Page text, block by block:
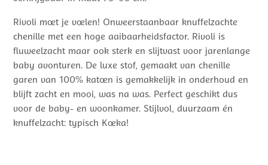
Rivoli moet je voelen! Onweerstaanbaar knuffelzachte
chenille met een hoge aaibaarheidsfactor. Rivoli is
fluweelzacht maar ook sterk en slijtvast voor jarenlange
baby avonturen. De luxe stof, gemaakt van chenille
garen van 100% katoen is gemakkelijk in onderhoud en
blijft zacht en mooi, was na was. Perfect geschikt dus
voor de baby- en woonkamer. Stijlvol, duurzaam én
knuffelzacht: typisch Koeka!